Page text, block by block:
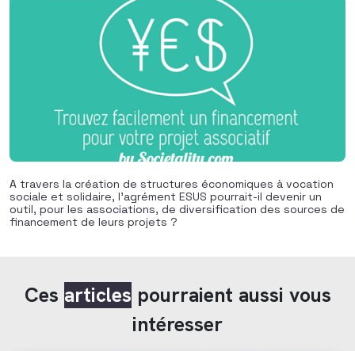
A travers la création de structures économiques à vocation
sociale et solidaire, l’agrément ESUS pourrait-il devenir un
outil, pour les associations, de diversification des sources de
financement de leurs projets ?
Ces articles pourraient aussi vous
intéresser